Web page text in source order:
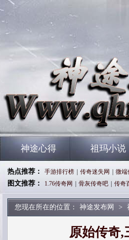
神途心得 祖玛小说
热点推荐： 手游排行榜 传奇迷失网 微端
图文推荐： 1.76传奇网 骨灰传奇吧 传奇
您现在所在的位置： 神途发布网 >
原始传奇,